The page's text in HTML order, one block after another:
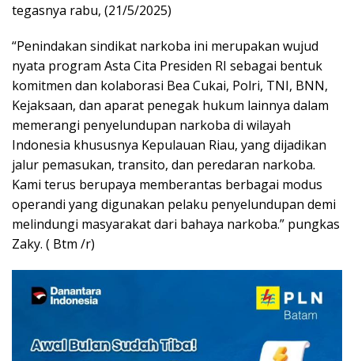
tegasnya rabu, (21/5/2025)
“Penindakan sindikat narkoba ini merupakan wujud
nyata program Asta Cita Presiden RI sebagai bentuk
komitmen dan kolaborasi Bea Cukai, Polri, TNI, BNN,
Kejaksaan, dan aparat penegak hukum lainnya dalam
memerangi penyelundupan narkoba di wilayah
Indonesia khususnya Kepulauan Riau, yang dijadikan
jalur pemasukan, transito, dan peredaran narkoba.
Kami terus berupaya memberantas berbagai modus
operandi yang digunakan pelaku penyelundupan demi
melindungi masyarakat dari bahaya narkoba.” pungkas
Zaky. ( Btm /r)